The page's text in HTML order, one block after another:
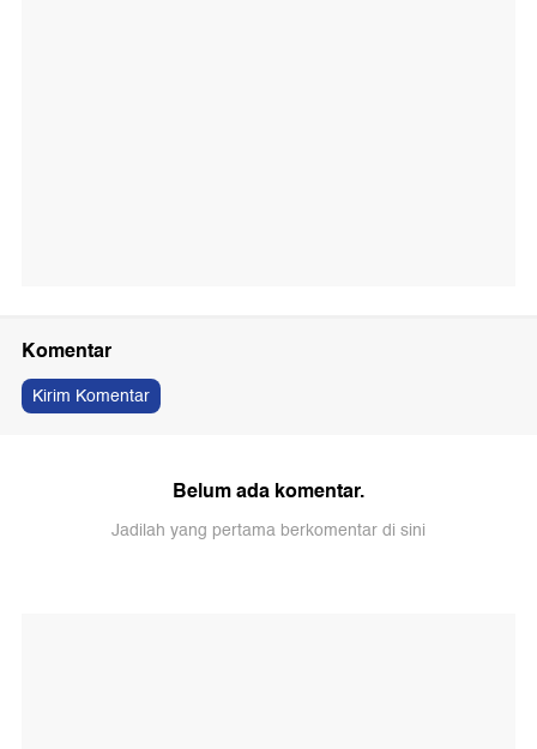
Komentar
Kirim Komentar
Belum ada komentar.
Jadilah yang pertama berkomentar di sini